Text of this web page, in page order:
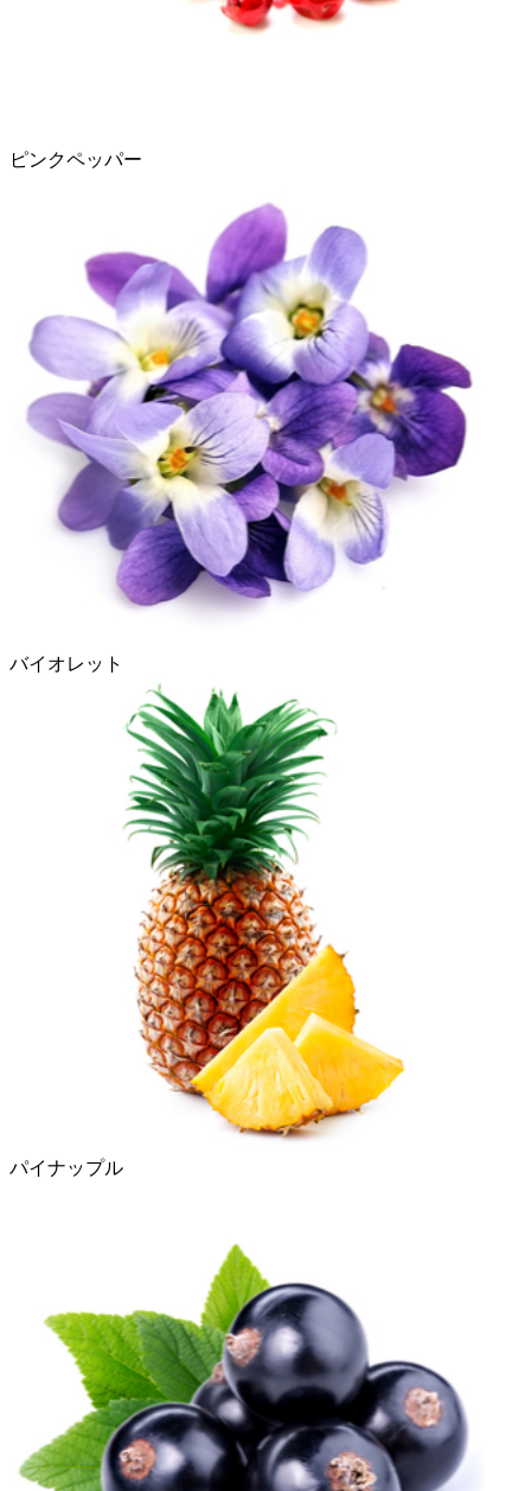
ピンクペッパー
バイオレット
パイナップル